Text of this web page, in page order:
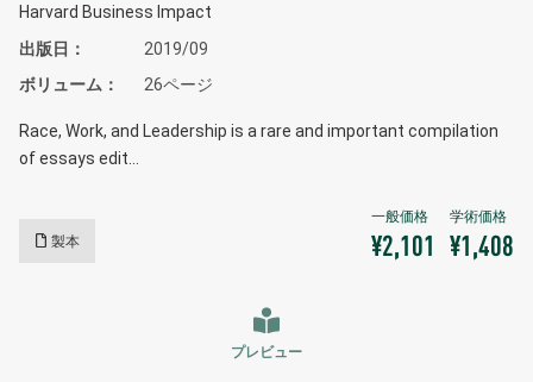
Harvard Business Impact
出版日
2019/09
ボリューム
26ページ
Race, Work, and Leadership is a rare and important compilation
of essays edit…
製本 ¥2,101 ¥1,408
プレビュー